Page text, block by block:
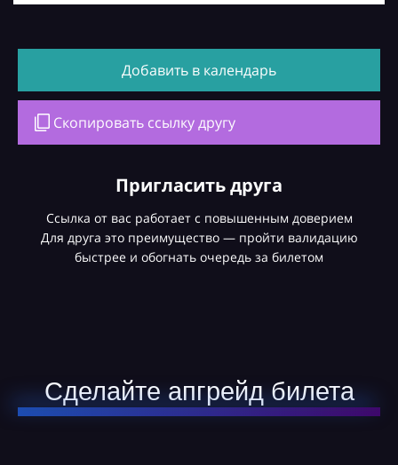
Добавить в календарь
Скопировать ссылку другу
Пригласить друга
Ссылка от вас работает с повышенным доверием
Для друга это преимущество — пройти валидацию
быстрее и обогнать очередь за билетом
Сделайте апгрейд билета